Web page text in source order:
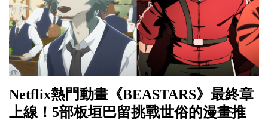
Netflix熱門動畫《BEASTARS》最終章
上線！5部板垣巴留挑戰世俗的漫畫推